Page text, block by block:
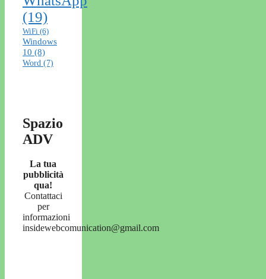
(19)
WiFi (6)
Windows
10 (8)
Word (7)
Spazio
ADV
La tua
pubblicità
qua!
Contattaci
per
informazioni
insidewebcomunication@gmail.com